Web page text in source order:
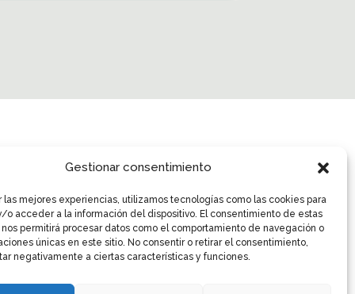
Gestionar consentimiento
las mejores experiencias, utilizamos tecnologías como las cookies para
o acceder a la información del dispositivo. El consentimiento de estas
permitirá procesar datos como el comportamiento de navegación o
únicas en este sitio. No consentir o retirar el consentimiento,
negativamente a ciertas características y funciones.
 EMAIL
fivcenter@fivcenter.com